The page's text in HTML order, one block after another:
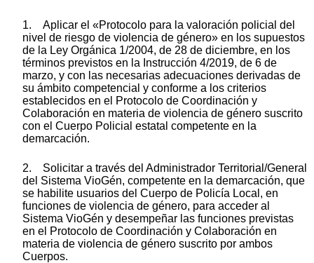
1. Aplicar el «Protocolo para la valoración policial del
nivel de riesgo de violencia de género» en los supuestos
de la Ley Orgánica 1/2004, de 28 de diciembre, en los
términos previstos en la Instrucción 4/2019, de 6 de
marzo, y con las necesarias adecuaciones derivadas de
su ámbito competencial y conforme a los criterios
establecidos en el Protocolo de Coordinación y
Colaboración en materia de violencia de género suscrito
con el Cuerpo Policial estatal competente en la
demarcación.
2. Solicitar a través del Administrador Territorial/General
del Sistema VioGén, competente en la demarcación, que
se habilite usuarios del Cuerpo de Policía Local, en
funciones de violencia de género, para acceder al
Sistema VioGén y desempeñar las funciones previstas
en el Protocolo de Coordinación y Colaboración en
materia de violencia de género suscrito por ambos
Cuerpos.